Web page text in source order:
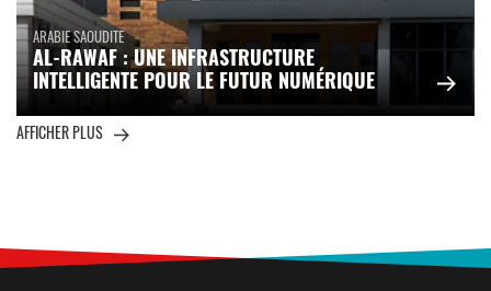
ARABIE SAOUDITE
AL-RAWAF : UNE INFRASTRUCTURE
INTELLIGENTE POUR LE FUTUR NUMÉRIQUE
AFFICHER PLUS